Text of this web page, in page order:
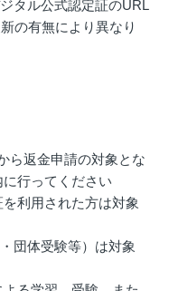
タル公式認定証のURL
の有無により異なり
ら返金申請の対象とな
行ってください
利用された方は対象
団体受験等）は対象